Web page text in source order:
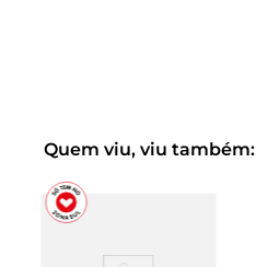
Quem viu, viu também: